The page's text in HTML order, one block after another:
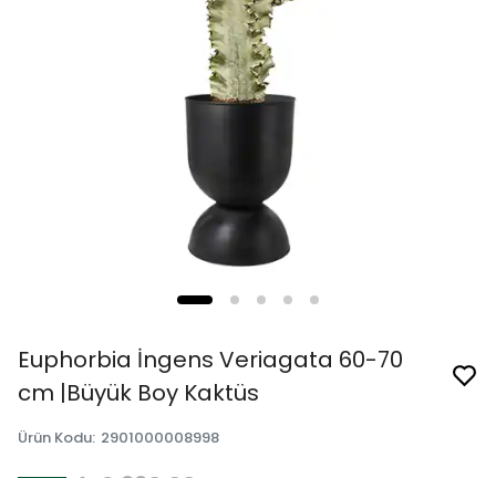
Euphorbia İngens Veriagata 60-70
cm |Büyük Boy Kaktüs
Ürün Kodu: 2901000008998